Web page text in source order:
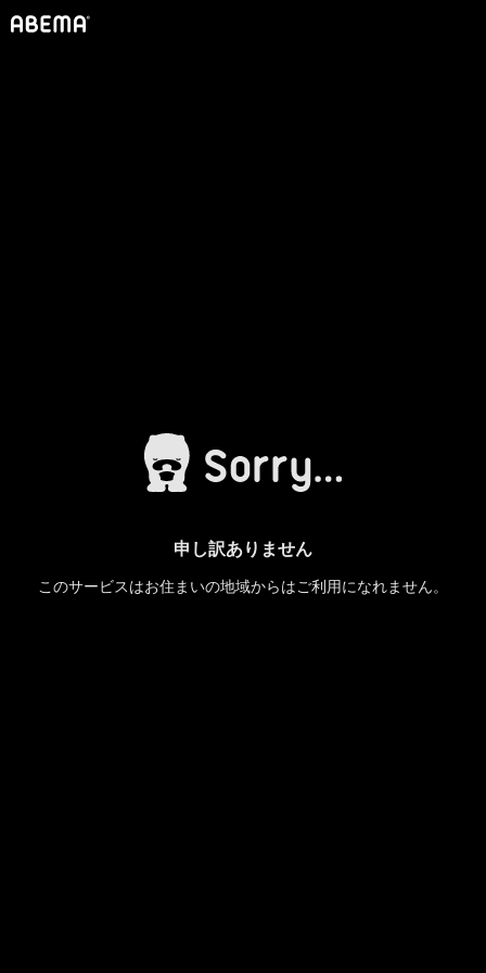
申し訳ありません
このサービスはお住まいの地域からはご利用になれません。